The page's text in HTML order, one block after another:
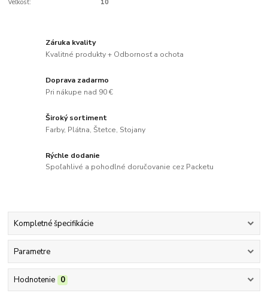
Veľkosť:
10
Záruka kvality
Kvalitné produkty + Odbornosť a ochota
Doprava zadarmo
Pri nákupe nad 90 €
Široký sortiment
Farby, Plátna, Štetce, Stojany
Rýchle dodanie
Spoľahlivé a pohodlné doručovanie cez Packetu
Kompletné špecifikácie
Parametre
Hodnotenie 0